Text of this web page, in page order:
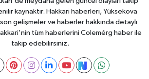
kaynaktır. Hakkari haberleri, Yüksekova
gelişmeler ve haberler hakkında detaylı
tüm haberlerini Colemérg haber ile
takip edebilirsiniz.